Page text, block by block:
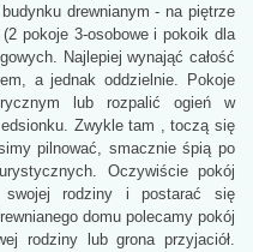
drewnianym - na piętrze
pokoje 3-osobowe i pokoik dla
Najlepiej wynająć całość
a jednak oddzielnie. Pokoje
lub rozpalić ogień w
Zwykle tam , toczą się
pilnować, smacznie śpią po
Oczywiście pokój
rodziny i postarać się
domu polecamy pokój
rodziny lub grona przyjaciół.